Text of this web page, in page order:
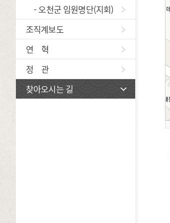
- 오천군 임원명단(지회)
조직계보도
연 혁
정 관
찾아오시는 길